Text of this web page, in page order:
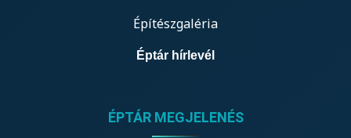
Építészgaléria
Éptár hírlevél
ÉPTÁR MEGJELENÉS